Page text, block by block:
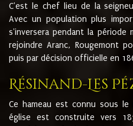
C'est le chef lieu de la
Avec un population plus
s'inversera pendant la période
rejoindre Aranc, Rougemont
puis par décision officielle en
Résinand-Les
Ce hameau est connu sous
église est construite vers